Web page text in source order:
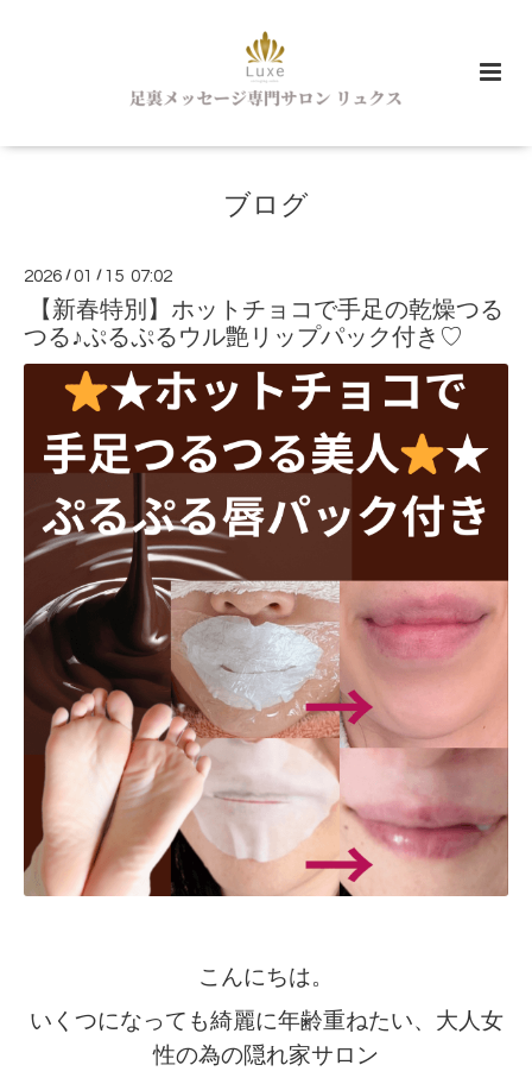
ブログ
2026 /01 / 15 07:02
【新春特別】ホットチョコで手足の乾燥つる
つる♪ぷるぷるウル艶リップパック付き♡
こんにちは。
いくつになっても綺麗に年齢重ねたい、 大人女
性の為の隠れ家サロン